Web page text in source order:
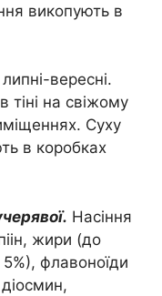
викопують в
вересні.
тіні на свіжому
Суху
в коробках
Насіння
жири (до
флавоноїди
діосмин,